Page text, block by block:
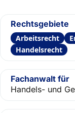
Rechtsgebiete
Arbeitsrecht
Handelsrecht
Fachanwalt für
Handels- und